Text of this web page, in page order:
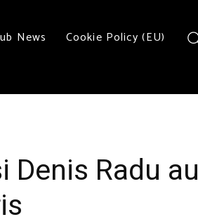
News Cookie Policy (EU)
Radu au